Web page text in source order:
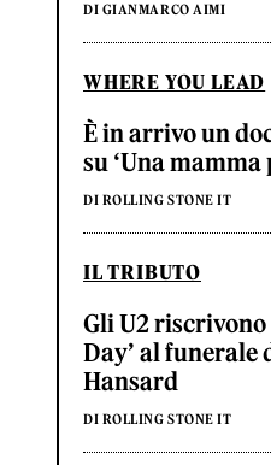
DI GIANMARCO AIMI
WHERE YOU LEAD
È in arrivo un
su ‘Una mamma
DI ROLLING STONE IT
IL TRIBUTO
Gli U2
Day’ al funerale
Hansard
DI ROLLING STONE IT